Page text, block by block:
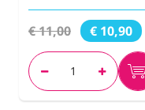
€ 11,00 € 10,90